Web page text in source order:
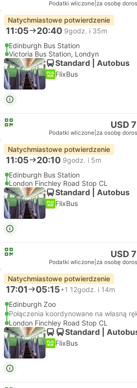
Podatki wliczone za osobę
Natychmiastowe potwierdzenie
11:05 20:40 9godz. i 35m
Edinburgh Bus Station
Victoria Bus Station, Londyn
Standard | Autobus
FlixBus
USD
Podatki wliczone za osobę
Natychmiastowe potwierdzenie
11:05 20:10 9godz. i 5m
Edinburgh Bus Station
London Finchley Road Stop CL
Standard | Autobus
FlixBus
USD
Podatki wliczone za osobę
Natychmiastowe potwierdzenie
17:01 05:15+1 12godz. i 14m
Edinburgh Zoo
Połączenia koordynowane na własną
London Finchley Road Stop CL
Standard |
FlixBus